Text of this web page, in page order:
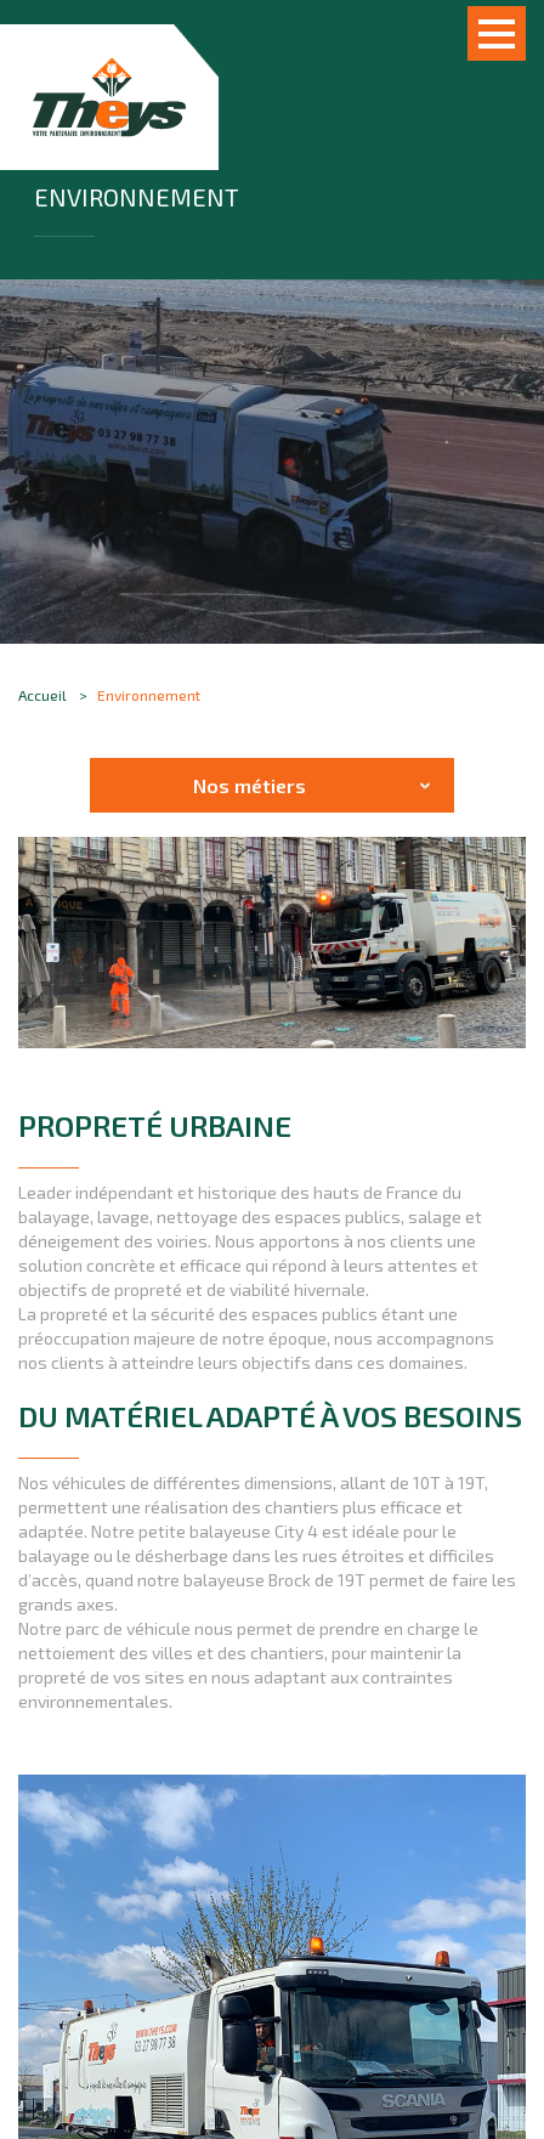
ENVIRONNEMENT
Accueil Environnement
PROPRETÉ URBAINE
Leader indépendant et historique des hauts de France du
balayage, lavage, nettoyage des espaces publics, salage et
déneigement des voiries. Nous apportons à nos clients une
solution concrète et efficace qui répond à leurs attentes et
objectifs de propreté et de viabilité hivernale.
La propreté et la sécurité des espaces publics étant une
préoccupation majeure de notre époque, nous accompagnons
nos clients à atteindre leurs objectifs dans ces domaines.
DU MATÉRIEL ADAPTÉ À VOS BESOINS
Nos véhicules de différentes dimensions, allant de 10T à 19T,
permettent une réalisation des chantiers plus efficace et
adaptée. Notre petite balayeuse City 4 est idéale pour le
balayage ou le désherbage dans les rues étroites et difficiles
d’accès, quand notre balayeuse Brock de 19T permet de faire les
grands axes.
Notre parc de véhicule nous permet de prendre en charge le
nettoiement des villes et des chantiers, pour maintenir la
propreté de vos sites en nous adaptant aux contraintes
environnementales.